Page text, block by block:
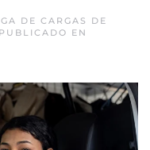
DE CARGAS DE
EN